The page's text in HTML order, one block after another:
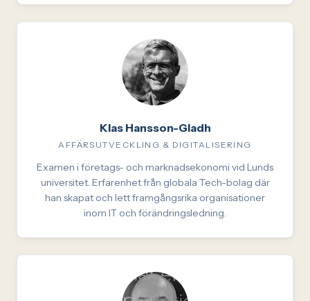
Klas Hansson-Gladh
AFFÄRSUTVECKLING & DIGITALISERING
Examen i företags- och marknadsekonomi vid Lunds
universitet. Erfarenhet från globala Tech-bolag där
han skapat och lett framgångsrika organisationer
inom IT och förändringsledning.